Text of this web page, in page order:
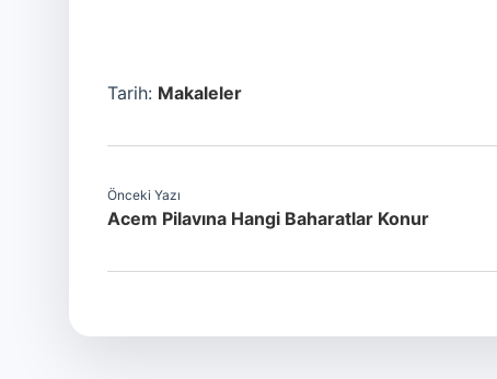
Tarih: Makaleler
Önceki Yazı
Acem Pilavına Hangi Baharatlar Konur